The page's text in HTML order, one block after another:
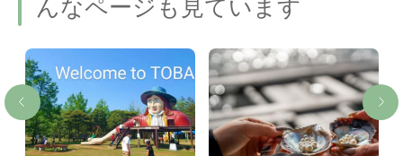
んなページも見ています